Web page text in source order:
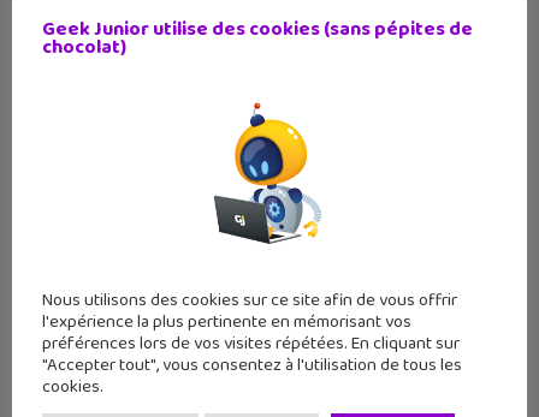
Loups, doit résoudre le mystère d’un
massacre impossible, un mal ancien se
guerre… Quant à la vérité, il va falloir la
chercher jusque dans les plus noirs secrets
Pour lire un extraitici.
Geek Junior utilise des cookies (sans pépites de
chocolat)
Nous utilisons des cookies sur ce site afin de vous offrir
l'expérience la plus pertinente en mémorisant vos
préférences lors de vos visites répétées. En cliquant sur
"Accepter tout", vous consentez à l'utilisation de tous les
cookies.